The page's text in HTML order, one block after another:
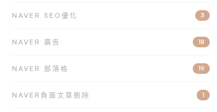
NAVER SEO優化 3
NAVER 廣告 18
NAVER 部落格 19
NAVER負面文章刪除 1